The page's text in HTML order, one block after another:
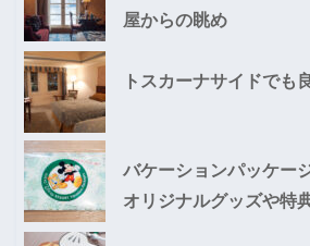
屋からの眺め
トスカーナサイドでも
バケーションパッケー
オリジナルグッズや特